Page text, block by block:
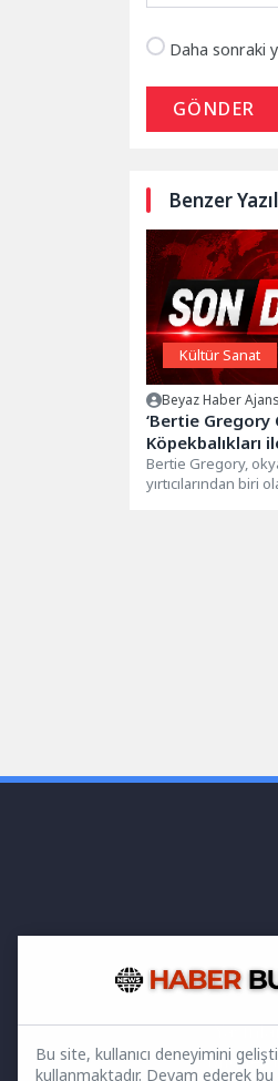
Daha sonraki
GÖNDER
Benzer
Kültür Sanat
Beyaz Haber
‘Bertie Gregory
Köpekbalıkları
Temmuz Pazar
National
Bertie Gregory,
yırtıcılarından biri
bilgiler
Bu site, kullanıcı deneyimini
kullanmaktadır. Devam ederek